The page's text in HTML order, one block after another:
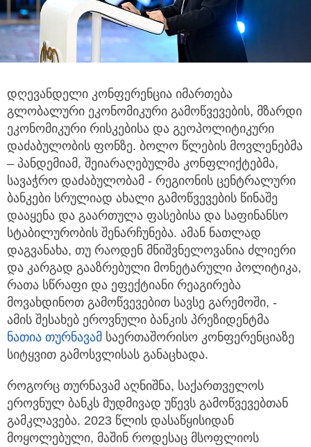
დღევანდელი კონფერენცია იმართება
გლობალური ეკონომიკური გამოწვევების, მზარდი
ეკონომიკური რისკებისა და გეოპოლიტიკური
დაძაბულობის ფონზე. ბოლო წლების მოვლენებმა
– პანდემიამ, შეიარაღებულმა კონფლიქტებმა,
სავაჭრო დაძაბულობამ - რეგიონის ცენტრალური
ბანკები სრულიად ახალი გამოწვევების წინაშე
დააყენა და გაართულა ფასებისა და საფინანსო
სტაბილურობის შენარჩუნება. ამან ნათლად
დაგვანახა, თუ რაოდენ მნიშვნელოვანია ძლიერი
და კარგად გააზრებული მონეტარული პოლიტიკა,
რათა სწრაფი და ეფექტიანი რეაგირება
მოვახდინოთ გამოწვევებით სავსე გარემოში, -
ამის შესახებ ეროვნული ბანკის პრეზიდენტმა
ნათია თურნავამ საერთაშორისო კონფერენციაზე
სიტყვით გამოსვლისას განაცხადა.
როგორც თურნავამ აღნიშნა, საქართველოს
ეროვნულ ბანკს მუდმივად უწევს გამოწვევებთან
გამკლავება. 2023 წლის დასაწყისიდან
მოყოლებული, მაშინ როდესაც მსოფლიოს